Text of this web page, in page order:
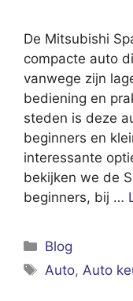
De Mitsubishi
compacte auto
vanwege zijn
bediening en
steden is deze
beginners en
interessante
bekijken we de
beginners, bij …
Categorieën
Blog
Tags
Auto, Auto